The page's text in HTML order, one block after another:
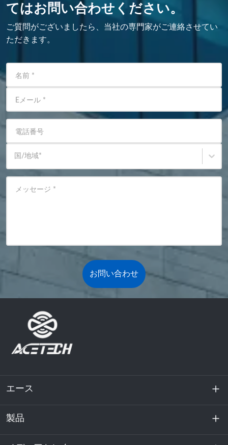
てはお問い合わせください。
ご質問がございましたら、当社の専門家がご連絡させてい
ただきます。
名前 *
Eメール *
電話番号
国/地域*
メッセージ *
お問い合わせ
エース
私たちに関しては
製品